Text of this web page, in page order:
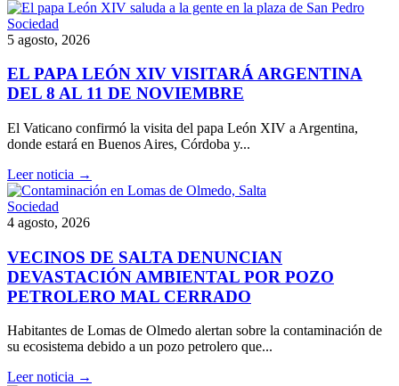
Sociedad
5 agosto, 2026
EL PAPA LEÓN XIV VISITARÁ ARGENTINA
DEL 8 AL 11 DE NOVIEMBRE
El Vaticano confirmó la visita del papa León XIV a Argentina,
donde estará en Buenos Aires, Córdoba y...
Leer noticia →
Sociedad
4 agosto, 2026
VECINOS DE SALTA DENUNCIAN
DEVASTACIÓN AMBIENTAL POR POZO
PETROLERO MAL CERRADO
Habitantes de Lomas de Olmedo alertan sobre la contaminación de
su ecosistema debido a un pozo petrolero que...
Leer noticia →